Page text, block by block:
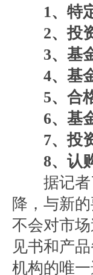
1、特
2、投
3、基
4、基
5、合
6、基
7、投
8、认
据记者了
降，与新
不会对市
见书和产
机构的唯